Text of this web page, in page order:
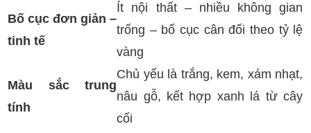
Bố cục đơn giản –
tinh tế
Ít nội thất – nhiều không gian
trống – bố cục cân đối theo tỷ lệ
vàng
Màu sắc trung
tính
Chủ yếu là trắng, kem, xám nhạt,
nâu gỗ, kết hợp xanh lá từ cây
cối